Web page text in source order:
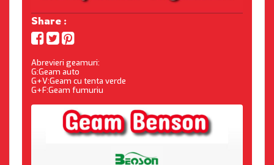
Share :
Abrevieri geamuri:
G:Geam auto
G+V:Geam cu tenta verde
G+F:Geam fumuriu